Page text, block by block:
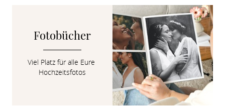
Fotobücher
Viel Platz für alle Eure
Hochzeitsfotos